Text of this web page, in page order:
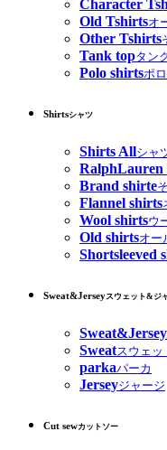
Character
Old Tshirtsオ
Other Tshirts
Tank topタン
Polo shirtsポ
Shirtsシャツ
Shirts Allシャ
RalphLauren
Brand shirte
Flannel shirts
Wool shirtsウ
Old shirtsオー
Shortsleeved
Sweat&Jerseyスウェット&ジ
Sweatスウェッ
parkaパーカ
Jerseyジャージ
Cut sewカットソー